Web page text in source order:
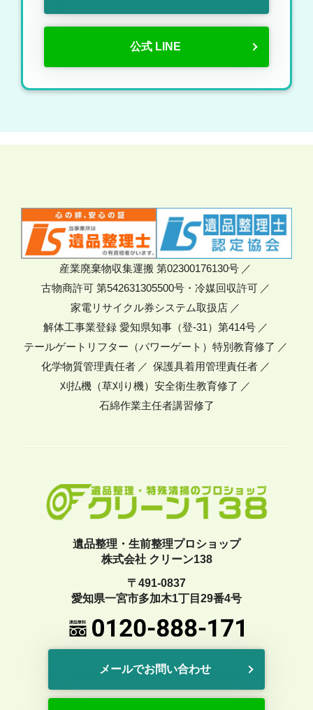
公式 LINE
産業廃棄物収集運搬 第02300176130号
古物商許可 第542631305500号・冷媒回収許可
家電リサイクル券システム取扱店
解体工事業登録 愛知県知事（登-31）第414号
テールゲートリフター（パワーゲート）特別教育修了
化学物質管理責任者
保護具着用管理責任者
刈払機（草刈り機）安全衛生教育修了
石綿作業主任者講習修了
遺品整理・生前整理プロショップ
株式会社 クリーン138
〒491-0837
愛知県一宮市多加木1丁目29番4号
メールでお問い合わせ